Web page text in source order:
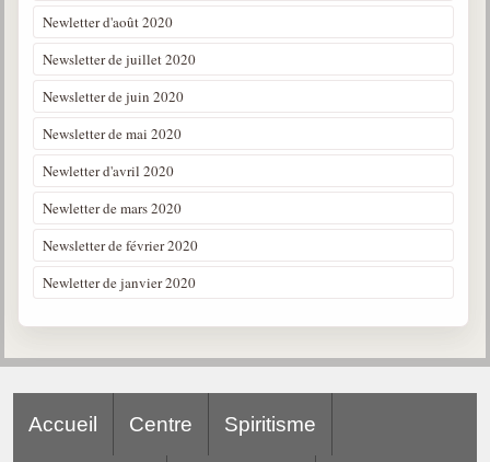
Newletter d'août 2020
Newsletter de juillet 2020
Newsletter de juin 2020
Newsletter de mai 2020
Newletter d'avril 2020
Newletter de mars 2020
Newsletter de février 2020
Newletter de janvier 2020
Accueil Centre Spiritisme